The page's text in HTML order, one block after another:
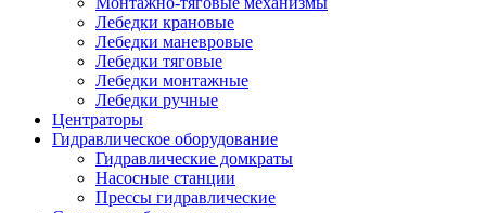
Лебедки крановые
Лебедки маневровые
Лебедки тяговые
Лебедки монтажные
Лебедки ручные
Центраторы
Гидравлическое оборудование
Гидравлические домкраты
Насосные станции
Прессы гидравлические